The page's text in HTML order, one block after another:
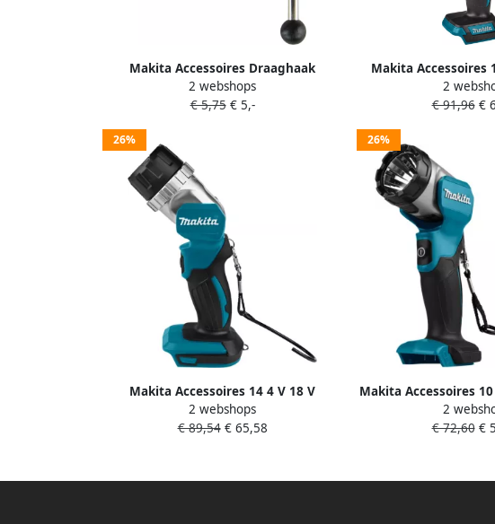
Makita Accessoires Draaghaak
zaklamp GM00002331
2 webshops
€ 5,75€ 5,-
Makita Accessoires
Zaklamp led
2
€ 91,96€
26%
Makita Accessoires 14 4 V 18 V
Zaklamp led DEBDML808
2 webshops
€ 89,54€ 65,58
26%
Makita Accessoires
2
€ 72,60€